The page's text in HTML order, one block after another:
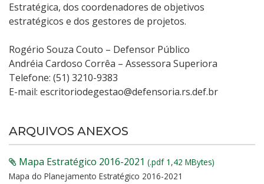
Estratégica, dos coordenadores de objetivos
estratégicos e dos gestores de projetos.
Rogério Souza Couto – Defensor Público
Andréia Cardoso Corrêa – Assessora Superiora
Telefone: (51) 3210-9383
E-mail: escritoriodegestao@defensoria.rs.def.br
ARQUIVOS ANEXOS
Mapa Estratégico 2016-2021 (.pdf 1,42 MBytes)
Mapa do Planejamento Estratégico 2016-2021